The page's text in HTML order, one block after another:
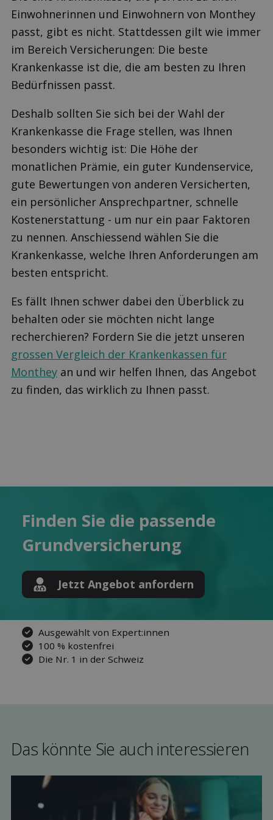
Einwohnerinnen und Einwohnern von Monthey
passt, gibt es nicht. Stattdessen gilt wie immer
im Bereich Versicherungen: Die beste
Krankenkasse ist die, die am besten zu Ihren
Bedürfnissen passt.
Deshalb sollten Sie sich bei der Wahl der
Krankenkasse die Frage stellen, was Ihnen
besonders wichtig ist: Die Höhe der
monatlichen Prämie, ein guter Kundenservice,
gute Bewertungen von anderen Versicherten,
ein persönlicher Ansprechpartner, schnelle
Kostenerstattung - um nur ein paar Faktoren
zu nennen. Anschiessend wählen Sie die
Krankenkasse, welche Ihren Anforderungen am
besten entspricht.
Es fällt Ihnen schwer dabei den Überblick zu
behalten oder sie möchten nicht lange
recherchieren? Fordern Sie die jetzt unseren
grossen Vergleich der Krankenkassen für
Monthey an und wir helfen Ihnen, das Angebot
zu finden, das wirklich zu Ihnen passt.
Finden Sie die pas­sende
Grund­versicherung
Jetzt Angebot anfordern
Ausgewählt von Expert:innen
100 % kostenfrei
Die Nr. 1 in der Schweiz
Das könnte Sie auch interessieren